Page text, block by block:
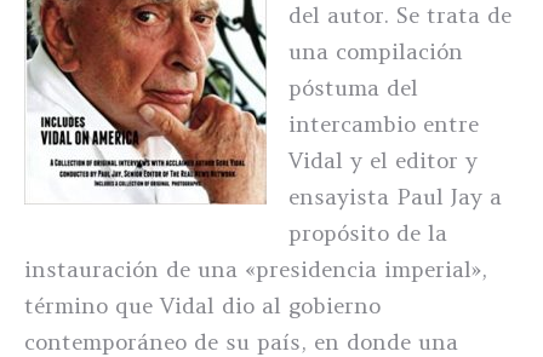
del autor. Se trata de
una compilación
póstuma del
intercambio entre
Vidal y el editor y
ensayista Paul Jay a
propósito de la
instauración de una «presidencia imperial»,
término que Vidal dio al gobierno
contemporáneo de su país, en donde una